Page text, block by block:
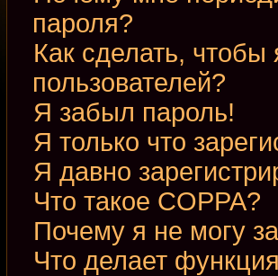
пароля?
Как сделать, чтобы
пользователей?
Я забыл пароль!
Я только что
Я давно
Что такое COPPA?
Почему я не могу
Что делает